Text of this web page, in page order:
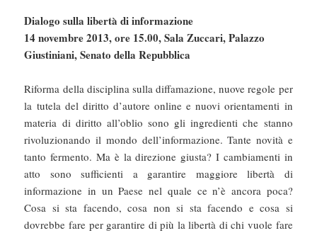
Dialogo sulla libertà di informazione
14 novembre 2013, ore 15.00, Sala Zuccari, Palazzo
Giustiniani, Senato della Repubblica
Riforma della disciplina sulla diffamazione, nuove regole per
la tutela del diritto d’autore online e nuovi orientamenti in
materia di diritto all’oblio sono gli ingredienti che stanno
rivoluzionando il mondo dell’informazione. Tante novità e
tanto fermento. Ma è la direzione giusta? I cambiamenti in
atto sono sufficienti a garantire maggiore libertà di
informazione in un Paese nel quale ce n’è ancora poca?
Cosa si sta facendo, cosa non si sta facendo e cosa si
dovrebbe fare per garantire di più la libertà di chi vuole fare